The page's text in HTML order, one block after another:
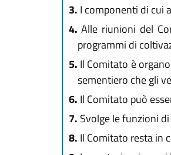
3. I componenti di cui
4. Alle riunioni del
programmi di
5. Il Comitato è
sementiero che gli
6. Il Comitato può
7. Svolge le funzioni
8. Il Comitato resta in